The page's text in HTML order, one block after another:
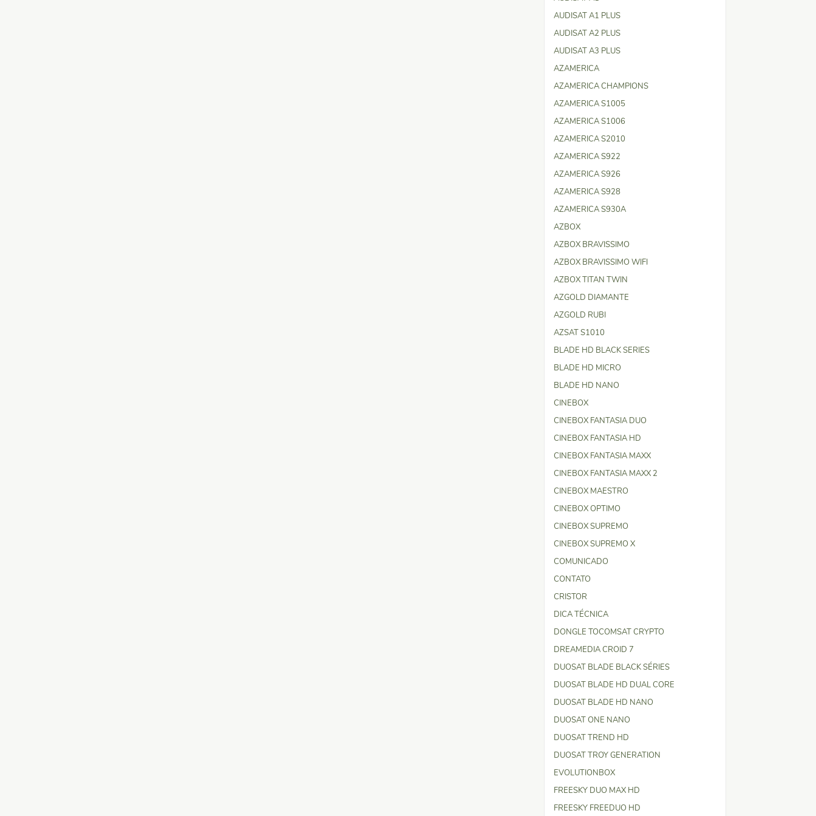
AUDISAT A1 PLUS
AUDISAT A2 PLUS
AUDISAT A3 PLUS
AZAMERICA
AZAMERICA CHAMPIONS
AZAMERICA S1005
AZAMERICA S1006
AZAMERICA S2010
AZAMERICA S922
AZAMERICA S926
AZAMERICA S928
AZAMERICA S930A
AZBOX
AZBOX BRAVISSIMO
AZBOX BRAVISSIMO WIFI
AZBOX TITAN TWIN
AZGOLD DIAMANTE
AZGOLD RUBI
AZSAT S1010
BLADE HD BLACK SERIES
BLADE HD MICRO
BLADE HD NANO
CINEBOX
CINEBOX FANTASIA DUO
CINEBOX FANTASIA HD
CINEBOX FANTASIA MAXX
CINEBOX FANTASIA MAXX 2
CINEBOX MAESTRO
CINEBOX OPTIMO
CINEBOX SUPREMO
CINEBOX SUPREMO X
COMUNICADO
CONTATO
CRISTOR
DICA TÉCNICA
DONGLE TOCOMSAT CRYPTO
DREAMEDIA CROID 7
DUOSAT BLADE BLACK SÉRIES
DUOSAT BLADE HD DUAL CORE
DUOSAT BLADE HD NANO
DUOSAT ONE NANO
DUOSAT TREND HD
DUOSAT TROY GENERATION
EVOLUTIONBOX
FREESKY DUO MAX HD
FREESKY FREEDUO HD